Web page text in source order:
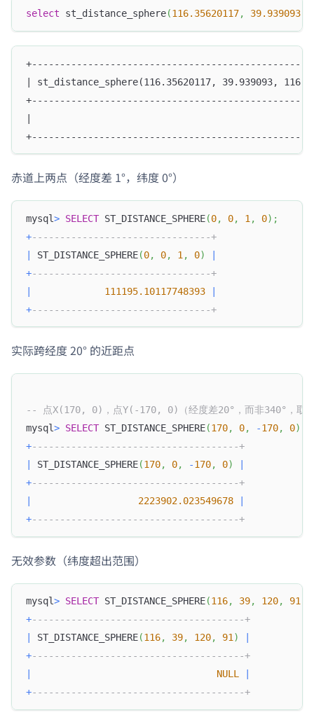
select st_distance_sphere(116.35620117, 39.939093
| st_distance_sphere(116.35620117, 39.939093,
|
赤道上两点（经度差 1°，纬度 0°）
mysql> SELECT ST_DISTANCE_SPHERE(0, 0, 1 , 0) ;
+--------------------------------+
ST_DISTANCE_SPHERE(0, 0, 1 , 0)
+--------------------------------+
111195.10117748393
+--------------------------------+
实际跨经度 20° 的近距点
-- 点X(170, 0)，点Y(-170, 0)（经度差20°，而非340°，取
mysql> SELECT ST_DISTANCE_SPHERE(170, 0, -170, 0)
+-------------------------------------+
ST_DISTANCE_SPHERE(170, 0, -170, 0)
+-------------------------------------+
2223902.023549678
+-------------------------------------+
无效参数（纬度超出范围）
mysql> SELECT ST_DISTANCE_SPHERE(116, 39, 120, 91
+--------------------------------------+
ST_DISTANCE_SPHERE(116, 39, 120, 91 )
+--------------------------------------+
NULL
+--------------------------------------+